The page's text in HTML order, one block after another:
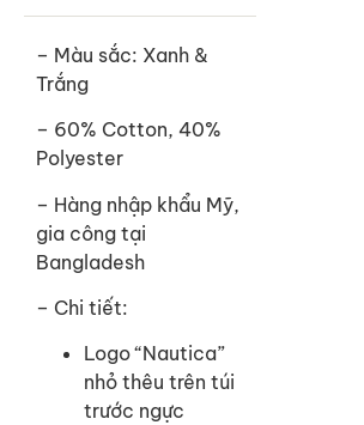
– Màu sắc: Xanh &
Trắng
– 60% Cotton, 40%
Polyester
– Hàng nhập khẩu Mỹ,
gia công tại
Bangladesh
– Chi tiết:
Logo “Nautica”
nhỏ thêu trên túi
trước ngực